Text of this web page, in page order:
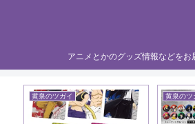
アニメとかのグッズ情報などをお
黄泉のツガイ 黄泉のツ